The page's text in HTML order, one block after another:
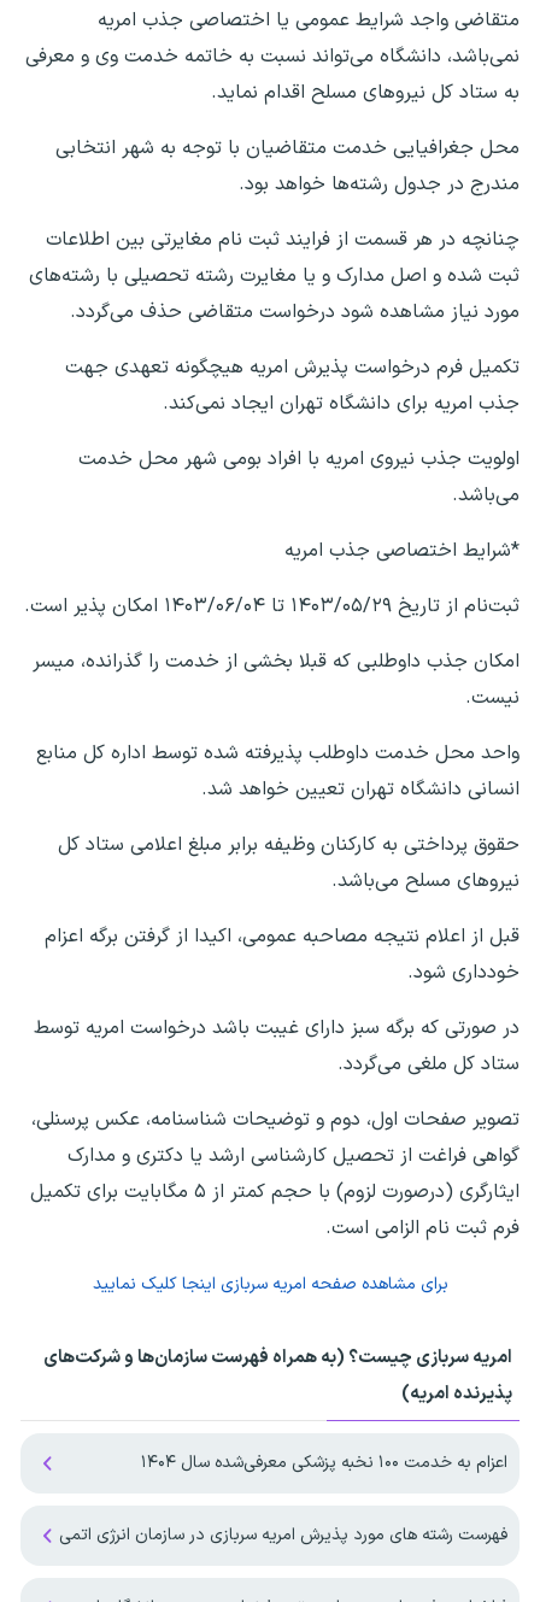
متقاضی واجد شرایط عمومی یا اختصاصی جذب امریه
نمی‌باشد، دانشگاه می‌تواند نسبت به خاتمه خدمت وی و معرفی
به ستاد کل نیروهای مسلح اقدام نماید.
محل جغرافیایی خدمت متقاضیان با توجه به شهر انتخابی
مندرج در جدول رشته‌ها خواهد بود.
چنانچه در هر قسمت از فرایند ثبت نام مغایرتی بین اطلاعات
ثبت شده و اصل مدارک و یا مغایرت رشته تحصیلی با رشته‌های
مورد نیاز مشاهده شود درخواست متقاضی حذف می‌گردد.
تکمیل فرم درخواست پذیرش امریه هیچگونه تعهدی جهت
جذب امریه برای دانشگاه تهران ایجاد نمی‌کند.
اولویت جذب نیروی امریه با افراد بومی شهر محل خدمت
می‌باشد.
*شرایط اختصاصی جذب امریه
ثبت‌نام از تاریخ ۱۴۰۳/۰۵/۲۹ تا ۱۴۰۳/۰۶/۰۴ امکان پذیر است.
امکان جذب داوطلبی که قبلا بخشی از خدمت را گذرانده، میسر
نیست.
واحد محل خدمت داوطلب پذیرفته شده توسط اداره کل منابع
انسانی دانشگاه تهران تعیین خواهد شد.
حقوق پرداختی به کارکنان وظیفه برابر مبلغ اعلامی ستاد کل
نیروهای مسلح می‌باشد.
قبل از اعلام نتیجه مصاحبه عمومی، اکیدا از گرفتن برگه اعزام
خودداری شود.
در صورتی که برگه سبز دارای غیبت باشد درخواست امریه توسط
ستاد کل ملغی می‌گردد.
تصویر صفحات اول، دوم و توضیحات شناسنامه، عکس پرسنلی،
گواهی فراغت از تحصیل کارشناسی ارشد یا دکتری و مدارک
ایثارگری (درصورت لزوم) با حجم کمتر از ۵ مگابایت برای تکمیل
فرم ثبت نام الزامی است.
برای مشاهده صفحه امریه سربازی اینجا کلیک نمایید
امریه سربازی چیست؟ (به همراه فهرست سازمان‌ها و شرکت‌های
پذیرنده امریه)
اعزام به خدمت ۱۰۰ نخبه پزشکی معرفی‌شده سال ۱۴۰۴
فهرست رشته های مورد پذیرش امریه سربازی در سازمان انرژی اتمی